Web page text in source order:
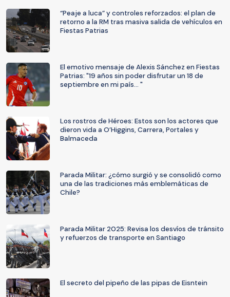
“Peaje a luca” y controles reforzados: el plan de
retorno a la RM tras masiva salida de vehículos en
Fiestas Patrias
El emotivo mensaje de Alexis Sánchez en Fiestas
Patrias: "19 años sin poder disfrutar un 18 de
septiembre en mi país... "
Los rostros de Héroes: Estos son los actores que
dieron vida a O’Higgins, Carrera, Portales y
Balmaceda
Parada Militar: ¿cómo surgió y se consolidó como
una de las tradiciones más emblemáticas de
Chile?
Parada Militar 2025: Revisa los desvíos de tránsito
y refuerzos de transporte en Santiago
El secreto del pipeño de las pipas de Eisntein